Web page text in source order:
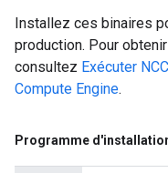
Installez ces binaires
production. Pour
consultez Exécuter
Compute Engine.
Programme